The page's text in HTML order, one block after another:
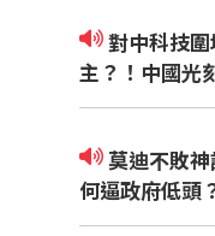
對中科技圍堵反加速中國科技自
主？！中國光
點
莫迪不敗神話破滅 印度Z世代如
何逼政府低頭